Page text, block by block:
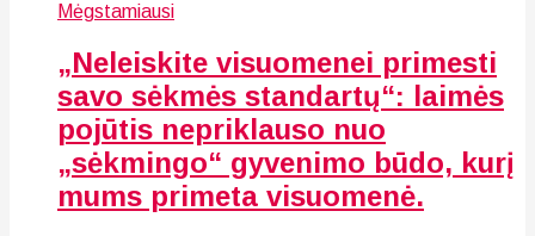
Mėgstamiausi
„Neleiskite visuomenei primesti
savo sėkmės standartų“: laimės
pojūtis nepriklauso nuo
„sėkmingo“ gyvenimo būdo, kurį
mums primeta visuomenė.